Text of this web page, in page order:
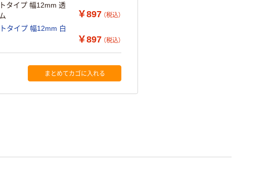
タイプ 幅12mm 透
￥897 （税込）
タイプ 幅12mm 白
￥897 （税込）
まとめてカゴに入れる